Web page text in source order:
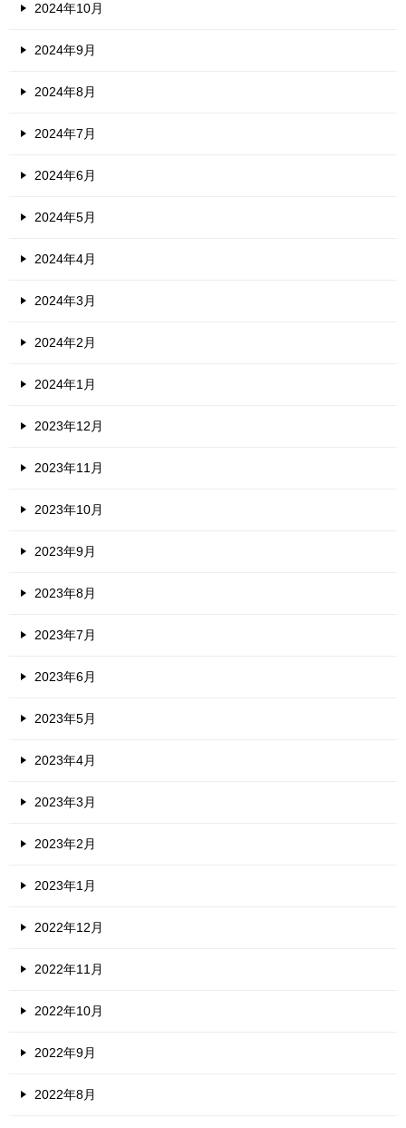
2024年10月
2024年9月
2024年8月
2024年7月
2024年6月
2024年5月
2024年4月
2024年3月
2024年2月
2024年1月
2023年12月
2023年11月
2023年10月
2023年9月
2023年8月
2023年7月
2023年6月
2023年5月
2023年4月
2023年3月
2023年2月
2023年1月
2022年12月
2022年11月
2022年10月
2022年9月
2022年8月